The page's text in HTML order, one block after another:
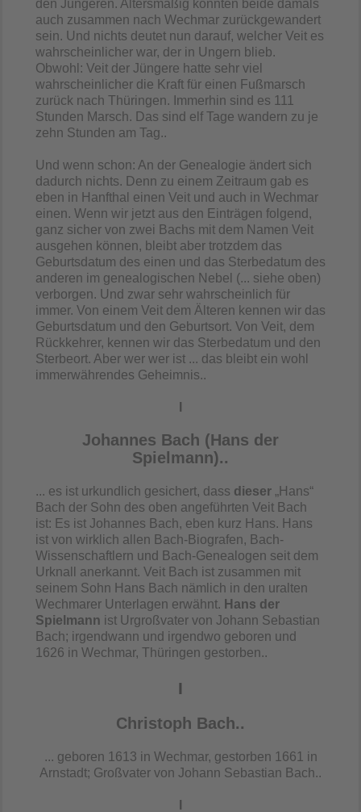
den Jüngeren. Altersmäßig könnten beide damals
auch zusammen nach Wechmar zurückgewandert
sein. Und nichts deutet nun darauf, welcher Veit es
wahrscheinlicher war, der in Ungern blieb.
Obwohl: Veit der Jüngere hatte sehr viel
wahrscheinlicher die Kraft für einen Fußmarsch
zurück nach Thüringen. Immerhin sind es 111
Stunden Marsch. Das sind elf Tage wandern zu je
zehn Stunden am Tag..
Und wenn schon: An der Genealogie ändert sich
dadurch nichts. Denn zu einem Zeitraum gab es
eben in Hanfthal einen Veit und auch in Wechmar
einen. Wenn wir jetzt aus den Einträgen folgend,
ganz sicher von zwei Bachs mit dem Namen Veit
ausgehen können, bleibt aber trotzdem das
Geburtsdatum des einen und das Sterbedatum des
anderen im genealogischen Nebel (... siehe oben)
verborgen. Und zwar sehr wahrscheinlich für
immer. Von einem Veit dem Älteren kennen wir das
Geburtsdatum und den Geburtsort. Von Veit, dem
Rückkehrer, kennen wir das Sterbedatum und den
Sterbeort. Aber wer wer ist ... das bleibt ein wohl
immerwährendes Geheimnis..
Johannes Bach (Hans der
Spielmann)..
... es ist urkundlich gesichert, dass dieser „Hans“
Bach der Sohn des oben angeführten Veit Bach
ist: Es ist Johannes Bach, eben kurz Hans. Hans
ist von wirklich allen Bach-Biografen, Bach-
Wissenschaftlern und Bach-Genealogen seit dem
Urknall anerkannt. Veit Bach ist zusammen mit
seinem Sohn Hans Bach nämlich in den uralten
Wechmarer Unterlagen erwähnt. Hans der
Spielmann ist Urgroßvater von Johann Sebastian
Bach; irgendwann und irgendwo geboren und
1626 in Wechmar, Thüringen gestorben..
I
Christoph Bach..
... geboren 1613 in Wechmar, gestorben 1661 in
Arnstadt; Großvater von Johann Sebastian Bach..